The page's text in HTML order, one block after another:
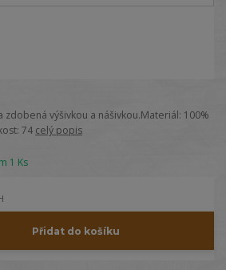
zdobená výšivkou a nášivkou.Materiál: 100%
74 celý popis
1 Ks
Přidat do košíku